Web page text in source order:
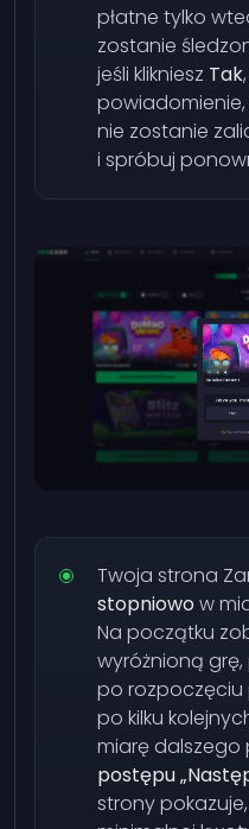
płatne tylko
zostanie
jeśli klikniesz Tak
nie zostanie
i spróbuj
Twoja strona
stopniowo w
Na początku
wyróżnioną
po rozpoczęciu
po kilku
miarę dalszego
postępu
strony